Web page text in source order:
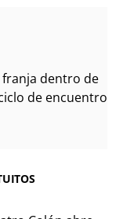
franja dentro de
de encuentros